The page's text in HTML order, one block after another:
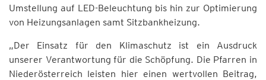
Umstellung auf LED-Beleuchtung bis hin zur Optimierung
von Heizungsanlagen samt Sitzbankheizung.
„Der Einsatz für den Klimaschutz ist ein Ausdruck
unserer Verantwortung für die Schöpfung. Die Pfarren in
Niederösterreich leisten hier einen wertvollen Beitrag,